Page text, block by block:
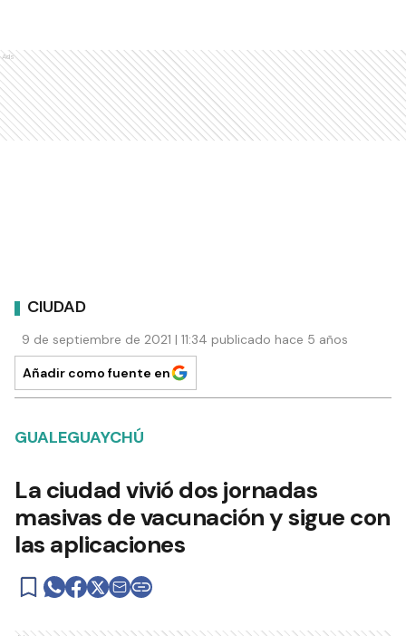
Ads
CIUDAD
9 de septiembre de 2021 | 11:34 publicado hace 5 años
Añadir como fuente en
GUALEGUAYCHÚ
La ciudad vivió dos jornadas
masivas de vacunación y sigue con
las aplicaciones